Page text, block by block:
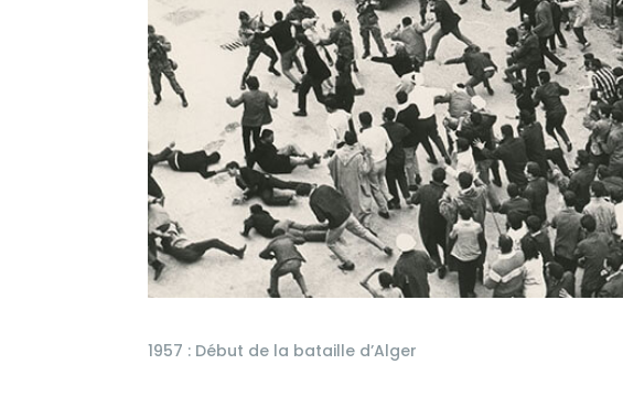
1957 : Début de la bataille d’Alger